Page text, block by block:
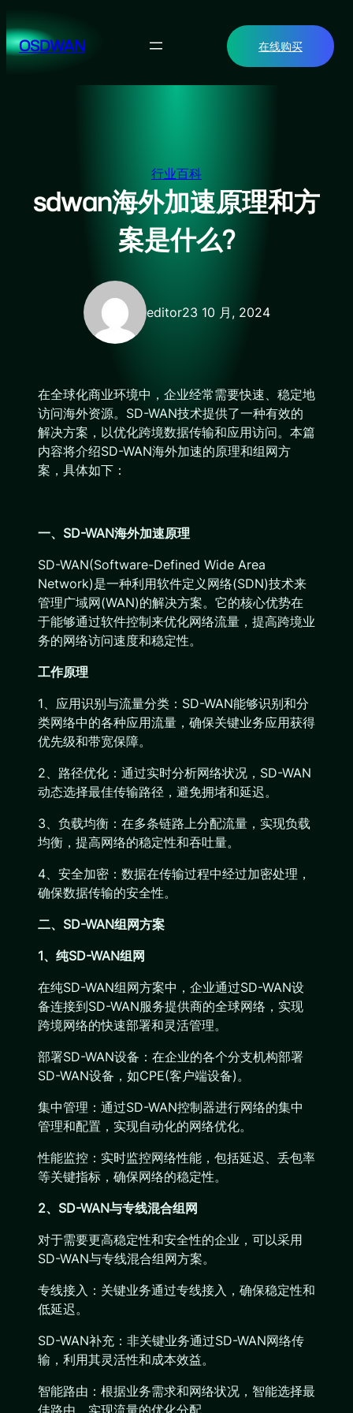
至
内OSDWAN 在线购买
行业百科
sdwan海外加速原理和方
案是什么?
editor23 10 月, 2024
在全球化商业环境中，企业经常需要快速、稳定地
访问海外资源。SD-WAN技术提供了一种有效的
解决方案，以优化跨境数据传输和应用访问。本篇
内容将介绍SD-WAN海外加速的原理和组网方
案，具体如下：
一、SD-WAN海外加速原理
SD-WAN(Software-Defined Wide Area
Network)是一种利用软件定义网络(SDN)技术来
管理广域网(WAN)的解决方案。它的核心优势在
于能够通过软件控制来优化网络流量，提高跨境业
务的网络访问速度和稳定性。
工作原理
1、应用识别与流量分类：SD-WAN能够识别和分
类网络中的各种应用流量，确保关键业务应用获得
优先级和带宽保障。
2、路径优化：通过实时分析网络状况，SD-WAN
动态选择最佳传输路径，避免拥堵和延迟。
3、负载均衡：在多条链路上分配流量，实现负载
均衡，提高网络的稳定性和吞吐量。
4、安全加密：数据在传输过程中经过加密处理，
确保数据传输的安全性。
二、SD-WAN组网方案
1、纯SD-WAN组网
在纯SD-WAN组网方案中，企业通过SD-WAN设
备连接到SD-WAN服务提供商的全球网络，实现
跨境网络的快速部署和灵活管理。
部署SD-WAN设备：在企业的各个分支机构部署
SD-WAN设备，如CPE(客户端设备)。
集中管理：通过SD-WAN控制器进行网络的集中
管理和配置，实现自动化的网络优化。
性能监控：实时监控网络性能，包括延迟、丢包率
等关键指标，确保网络的稳定性。
2、SD-WAN与专线混合组网
对于需要更高稳定性和安全性的企业，可以采用
SD-WAN与专线混合组网方案。
专线接入：关键业务通过专线接入，确保稳定性和
低延迟。
SD-WAN补充：非关键业务通过SD-WAN网络传
输，利用其灵活性和成本效益。
智能路由：根据业务需求和网络状况，智能选择最
佳路由，实现流量的优化分配。